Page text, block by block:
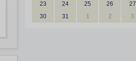
23
24 25 26 27
30
31 1 2 3